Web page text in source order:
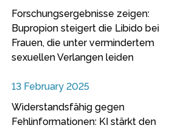
Forschungsergebnisse zeigen:
Bupropion steigert die Libido bei
Frauen, die unter vermindertem
sexuellen Verlangen leiden
13 February 2025
Widerstandsfähig gegen
Fehlinformationen: KI stärkt den